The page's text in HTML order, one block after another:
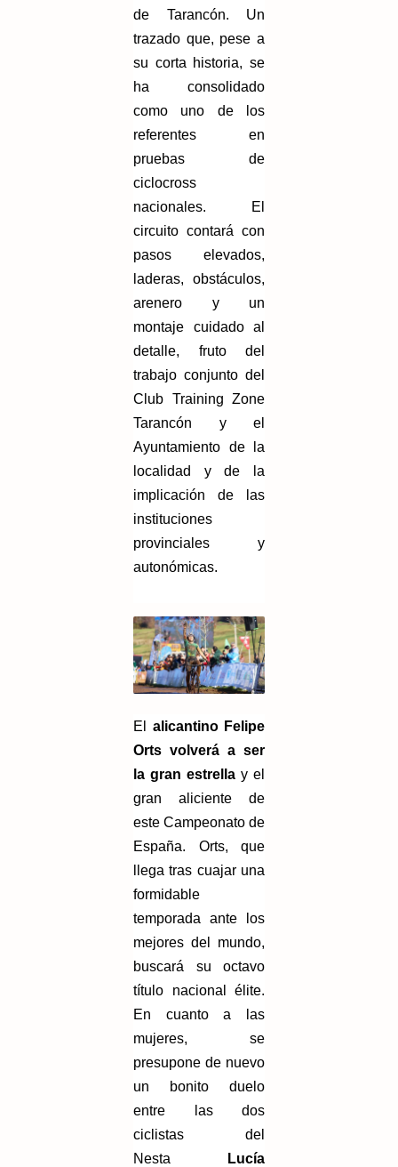
de Tarancón. Un
trazado que, pese a
su corta historia, se
ha consolidado
como uno de los
referentes en
pruebas de
ciclocross
nacionales. El
circuito contará con
pasos elevados,
laderas, obstáculos,
arenero y un
montaje cuidado al
detalle, fruto del
trabajo conjunto del
Club Training Zone
Tarancón y el
Ayuntamiento de la
localidad y de la
implicación de las
instituciones
provinciales y
autonómicas.
El
alicantino Felipe
Orts volverá a ser
la gran estrella y el
gran aliciente de
este Campeonato de
España. Orts, que
llega tras cuajar una
formidable
temporada ante los
mejores del mundo,
buscará su octavo
título nacional élite.
En cuanto a las
mujeres, se
presupone de nuevo
un bonito duelo
entre las dos
ciclistas del
Nesta
Lucía